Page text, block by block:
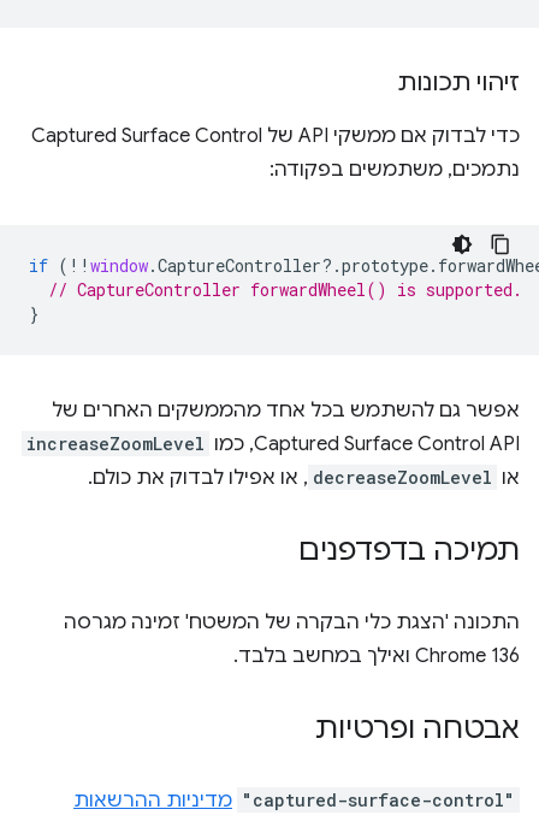
זיהוי תכונות
כדי לבדוק אם ממשקי API של Captured Surface Control
נתמכים, משתמשים בפקודה:
if ( !! window.CaptureController? .prototype.
// CaptureController forwardWheel() is supported.
}
אפשר גם להשתמש בכל אחד מהממשקים האחרים של
Captured Surface Control API, כמו
increaseZoomLevel
או decreaseZoomLevel , או אפילו לבדוק את כולם.
תמיכה בדפדפנים
התכונה 'הצגת כלי הבקרה של המשטח' זמינה מגרסה
Chrome 136 ואילך במחשב בלבד.
אבטחה ופרטיות
"captured-surface-control" מדיניות ההרשאות